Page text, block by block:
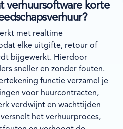
verhuursoftware korte
met realtime
elke uitgifte, retour of
bijgewerkt. Hierdoor
sneller en zonder fouten.
functie verzamel je
voor huurcontracten,
verdwijnt en wachttijden
het verhuurproces,